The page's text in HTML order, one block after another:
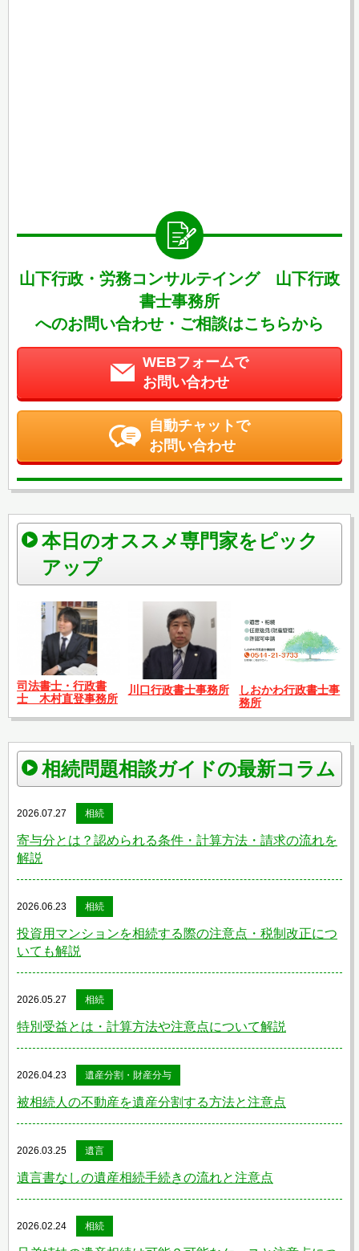
山下行政・労務コンサルテイング 山下行政
書士事務所
へのお問い合わせ・ご相談はこちらから
WEBフォームで
お問い合わせ
自動チャットで
お問い合わせ
本日のオススメ専門家をピック
アップ
司法書士・行政書
士 木村直登事務所
川口行政書士事務所
しおかわ行政書士事
務所
相続問題相談ガイドの最新コラム
2026.07.27 相続
寄与分とは？認められる条件・計算方法・請求の流れを
解説
2026.06.23 相続
投資用マンションを相続する際の注意点・税制改正につ
いても解説
2026.05.27 相続
特別受益とは・計算方法や注意点について解説
2026.04.23 遺産分割・財産分与
被相続人の不動産を遺産分割する方法と注意点
2026.03.25 遺言
遺言書なしの遺産相続手続きの流れと注意点
2026.02.24 相続